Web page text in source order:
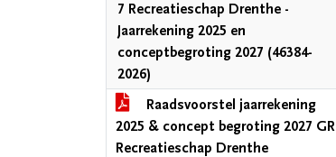
7 Recreatieschap Drenthe -
Jaarrekening 2025 en
conceptbegroting 2027 (46384-
2026)
Raadsvoorstel jaarrekening
2025 & concept begroting 2027 GR
Recreatieschap Drenthe